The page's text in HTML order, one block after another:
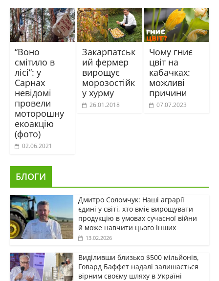
“Воно
смітило в
лісі”: у
Сарнах
невідомі
провели
моторошну
екоакцію
(фото)
02.06.2021
Закарпатськ
ий фермер
вирощує
морозостійк
у хурму
26.01.2018
Чому гниє
цвіт на
кабачках:
можливі
причини
07.07.2023
БЛОГИ
Дмитро Соломчук: Наші аграрії
єдині у світі, хто вміє вирощувати
продукцію в умовах сучасної війни
й може навчити цього інших
13.02.2026
Виділивши близько $500 мільйонів,
Говард Баффет надалі залишається
вірним своєму шляху в Україні